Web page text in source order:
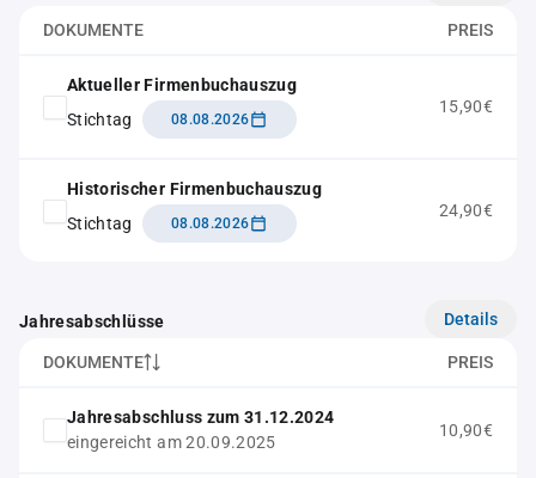
DOKUMENTE PREIS
Aktueller Firmenbuchauszug
Stichtag
08.08.2026
15,90€
Historischer Firmenbuchauszug
Stichtag
08.08.2026
24,90€
Jahresabschlüsse Details
DOKUMENTE PREIS
Jahresabschluss zum 31.12.2024
eingereicht am 20.09.2025
10,90€